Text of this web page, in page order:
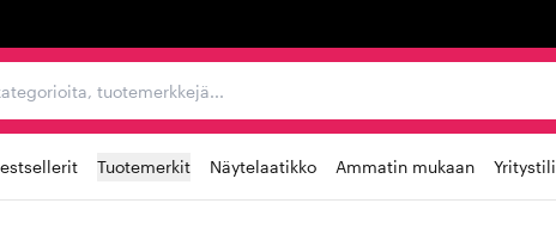
tuotemerkkejä...
Tuotemerkit Näytelaatikko Ammatin mukaan Yritystili